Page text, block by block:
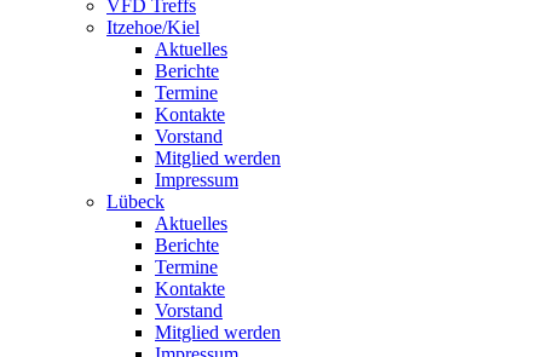
VFD Treffs
Itzehoe/Kiel
Aktuelles
Berichte
Termine
Kontakte
Vorstand
Mitglied werden
Impressum
Lübeck
Aktuelles
Berichte
Termine
Kontakte
Vorstand
Mitglied werden